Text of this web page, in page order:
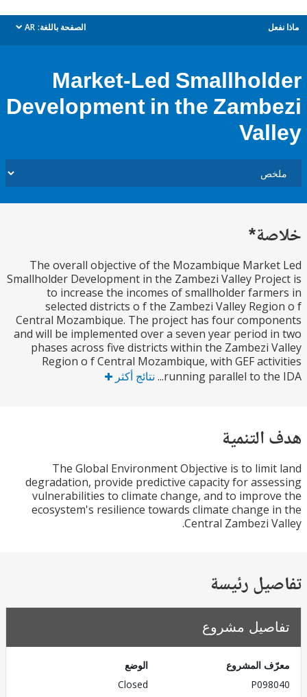
الصفحة باللغة: AR
dropdown
Market-Led
Development in the
The overall objective of the Mozambique
Smallholder Development in the Zambezi Valley
to increase the incomes of smallholder
selected districts o f the Zambezi Valley
Central Mozambique. The project has four
and will be implemented over a seven year period
phases across five districts within the Zambezi
Region o f Central Mozambique, with GEF
running parallel to نتائج أكثر
The Global Environment Objective is to
degradation, provide predictive capacity for
vulnerabilities to climate change, and to
ecosystem's resilience towards climate change
Central Zambezi
رئيسة
مشروع
المشروع